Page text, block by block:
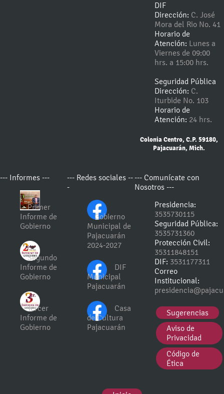
DIF
Dirección: C. José
Mora del Rio No. 41
Horario de
Atención: Lunes a
Viernes de 09:00
hrs. a 15:00 hrs.
Seguridad Pública
Dirección: C.
Iturbide No. 103
Horario de
Atención: 24 hrs.
Colonia Centro, C.P. 59180,
Pajacuarán, Mich.
--- Informes ---
Primer
Informe de
Gobierno
Segundo
Informe de
Gobierno
Tercer
Informe de
Gobierno
--- Redes sociales --
-
Gobierno
Municipal de
Pajacuarán
2024-2027
DIF
Municipal
Pajacuarán
Casa
de Cultura
Pajacuarán
--- Comunícate con
Nosotros ---
Presidencia:
3535730115
Seguridad Pública:
3535731360
Protección Civil:
35311848151
DIF: 3531177311
Correo
Institucional:
Sugerencias
Aviso de
Privacidad
Código de
Ética